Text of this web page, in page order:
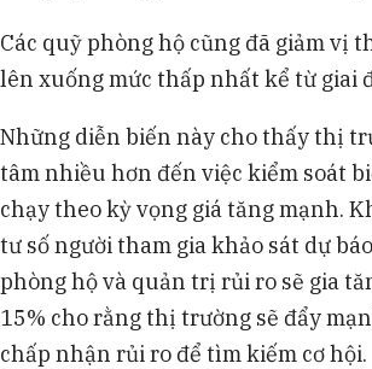
Các quỹ phòng hộ cũng đã giảm vị
lên xuống mức thấp nhất kể từ giai
Những diễn biến này cho thấy thị
tâm nhiều hơn đến việc kiểm soát
chạy theo kỳ vọng giá tăng mạnh.
tư số người tham gia khảo sát dự
phòng hộ và quản trị rủi ro sẽ gia
15% cho rằng thị trường sẽ đẩy
chấp nhận rủi ro để tìm kiếm cơ hội.